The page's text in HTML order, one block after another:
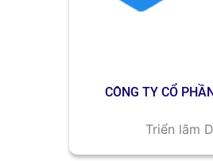
CÔNG TY CỔ
Triển lãm